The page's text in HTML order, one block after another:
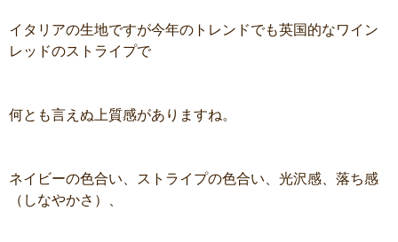
イタリアの生地ですが今年のトレンドでも英国的なワイン
レッドのストライプで
何とも言えぬ上質感がありますね。
ネイビーの色合い、ストライプの色合い、光沢感、落ち感
（しなやかさ）、